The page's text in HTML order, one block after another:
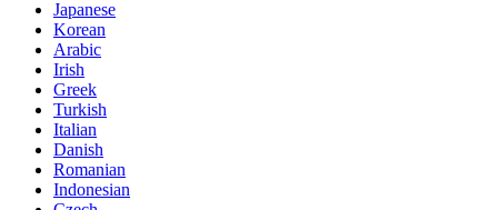
Japanese
Korean
Arabic
Irish
Greek
Turkish
Italian
Danish
Romanian
Indonesian